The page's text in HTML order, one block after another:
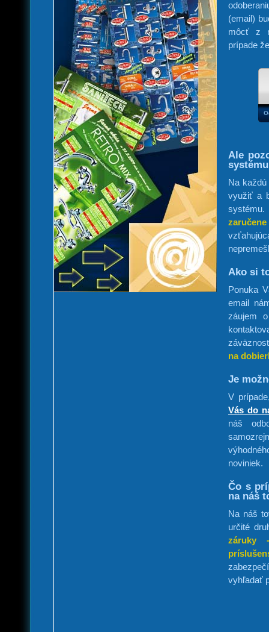
(email)
môcť z
prípade
Ale
Na
využiť a
Ako si
Ponuka
email
záujem
na
Je
V
Vás do
náš
noviniek.
Čo s
na náš
Na náš
určité
záruky
vyhľadať